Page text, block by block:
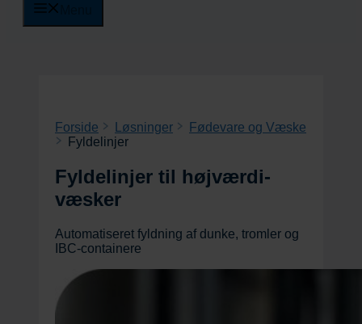
Forside Løsninger
Fødevare og Væske
Fyldelinjer
Fyldelinjer til højværdi-
væsker
Automatiseret fyldning af dunke, tromler og
IBC-containere